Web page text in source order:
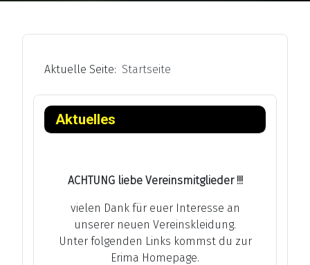
Aktuelle Seite: Startseite
Aktuelles
ACHTUNG liebe Vereinsmitglieder !!!
vielen Dank für euer Interesse an
unserer neuen Vereinskleidung.
Unter folgenden Links kommst du zur
Erima Homepage.